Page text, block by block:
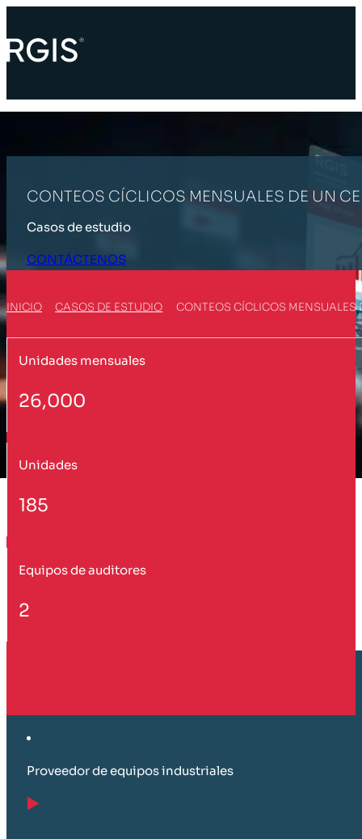
CONTEOS CÍCLICOS MENSUALES DE UN
Casos de estudio
CONTÁCTENOS
INICIO CASOS DE ESTUDIO CONTEOS CÍCLICOS MENSUALES
Unidades mensuales
26,000
Unidades
185
Equipos de auditores
2
Proveedor de equipos industriales